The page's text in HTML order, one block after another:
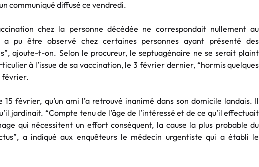
communiqué diffusé ce vendredi.
chez la personne décédée ne correspondait nullement au
a pu être observé chez certaines personnes ayant présenté des
ajoute-t-on. Selon le procureur, le septuagénaire ne se serait plaint
à l’issue de sa vaccination, le 3 février dernier, “hormis quelques
février.
15 février, qu’un ami l’a retrouvé inanimé dans son domicile landais. Il
jardinait. “Compte tenu de l’âge de l’intéressé et de ce qu’il effectuait
qui nécessitent un effort conséquent, la cause la plus probable du
a indiqué aux enquêteurs le médecin urgentiste qui a établi le